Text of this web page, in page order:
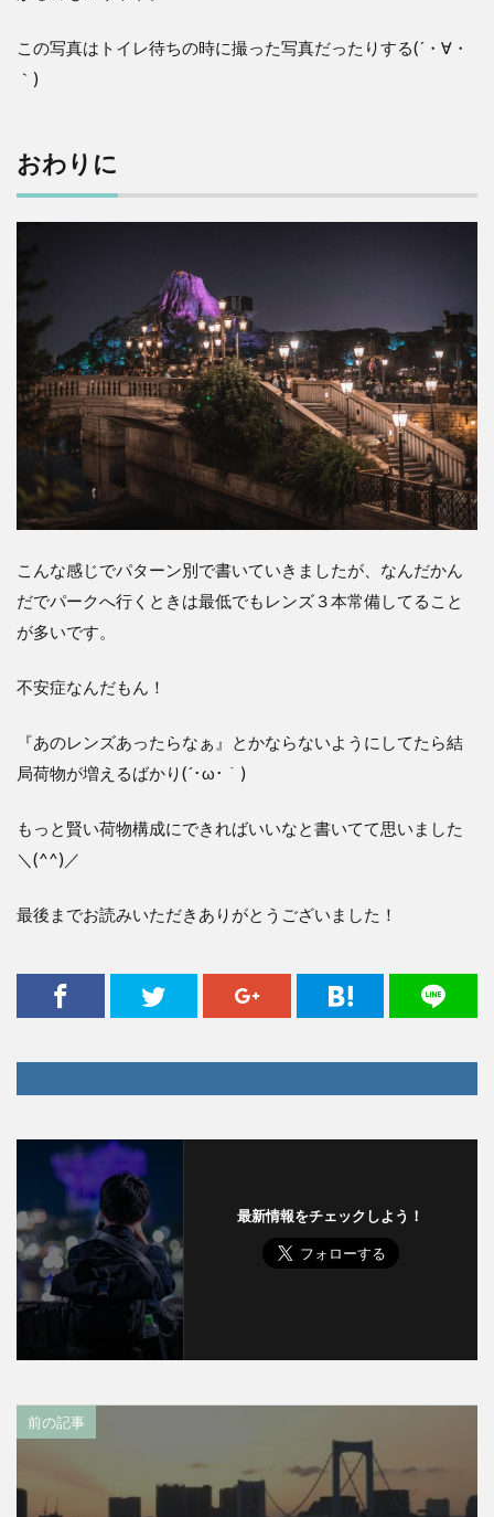
この写真はトイレ待ちの時に撮った写真だったりする(´・∀・
｀)
おわりに
こんな感じでパターン別で書いていきましたが、なんだかん
だでパークへ行くときは最低でもレンズ３本常備してること
が多いです。
不安症なんだもん！
『あのレンズあったらなぁ』とかならないようにしてたら結
局荷物が増えるばかり(´･ω･｀)
もっと賢い荷物構成にできればいいなと書いてて思いました
＼(^^)／
最後までお読みいただきありがとうございました！
最新情報をチェックしよう！
前の記事